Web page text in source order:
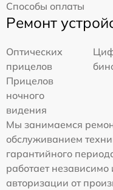
Способы оплаты
Ремонт
Оптических
прицелов
Прицелов
ночного
видения
Мы занимаемся
обслуживанием
гарантийного
работает
авторизации от